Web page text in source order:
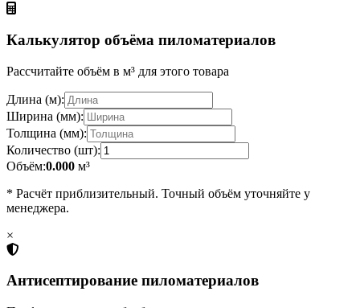
Калькулятор объёма пиломатериалов
Рассчитайте объём в м³ для этого товара
Длина (м):
Ширина (мм):
Толщина (мм):
Количество (шт):
Объём:0.000 м³
* Расчёт приблизительный. Точный объём уточняйте у
менеджера.
×
Антисептирование пиломатериалов